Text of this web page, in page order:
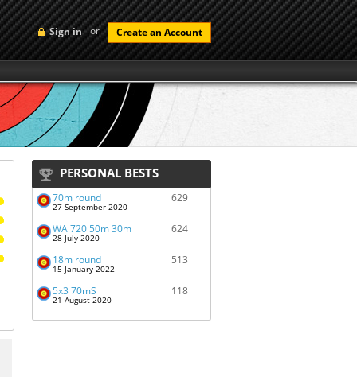
Sign in or Create an Account
PERSONAL BESTS
70m round
27 September 2020
629
WA 720 50m 30m
28 July 2020
624
18m round
15 January 2022
513
5x3 70mS
21 August 2020
118